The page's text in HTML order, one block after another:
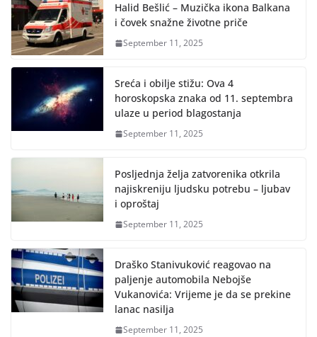
Halid Bešlić – Muzička ikona Balkana
i čovek snažne životne priče
September 11, 2025
Sreća i obilje stižu: Ova 4
horoskopska znaka od 11. septembra
ulaze u period blagostanja
September 11, 2025
Posljednja želja zatvorenika otkrila
najiskreniju ljudsku potrebu – ljubav
i oproštaj
September 11, 2025
Draško Stanivuković reagovao na
paljenje automobila Nebojše
Vukanovića: Vrijeme je da se prekine
lanac nasilja
September 11, 2025